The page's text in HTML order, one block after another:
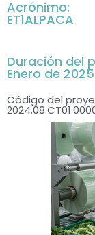
Acrónimo:
ET1ALPACA
Duración del
Enero de
Código del